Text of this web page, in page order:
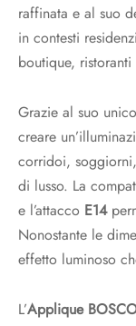
raffinata e al suo
in contesti
boutique,
Grazie al suo
creare
corridoi,
di lusso. La
e l’attacco E14
Nonostante le
effetto luminoso
L’Applique